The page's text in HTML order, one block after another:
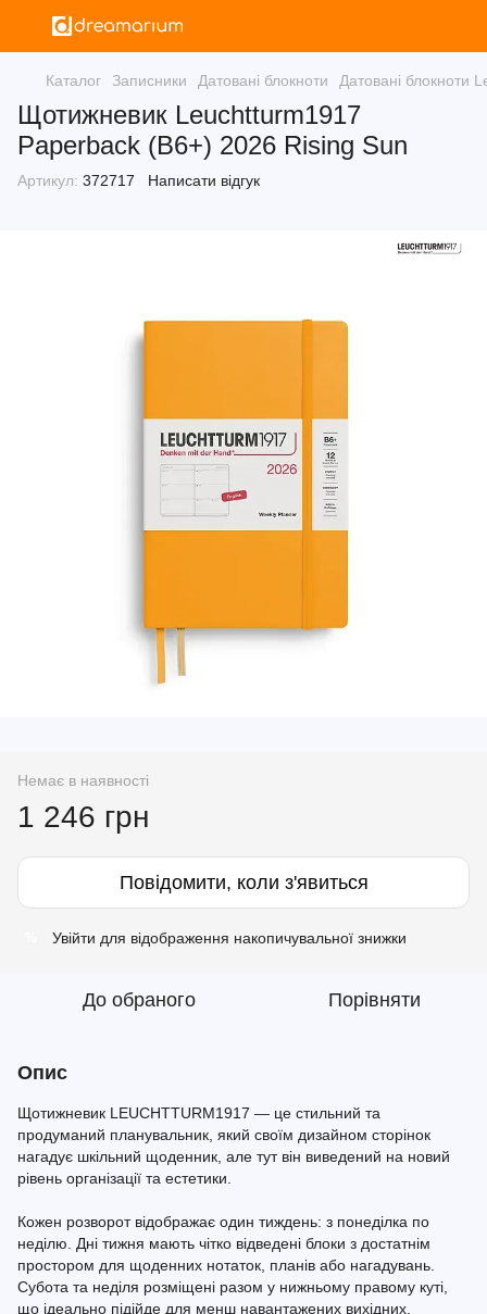
Каталог Записники Датовані блокноти Датовані блокноти
Щотижневик Leuchtturm1917
Paperback (B6+) 2026 Rising Sun
Артикул: 372717 Написати відгук
Немає в наявності
1 246 грн
Повідомити, коли з'явиться
Увійти для відображення накопичувальної знижки
До обраного Порівняти
Опис
Щотижневик LEUCHTTURM1917 — це стильний та
продуманий планувальник, який своїм дизайном сторінок
нагадує шкільний щоденник, але тут він виведений на новий
рівень організації та естетики.
Кожен розворот відображає один тиждень: з понеділка по
неділю. Дні тижня мають чітко відведені блоки з достатнім
простором для щоденних нотаток, планів або нагадувань.
Субота та неділя розміщені разом у нижньому правому куті,
що ідеально підійде для менш навантажених вихідних.